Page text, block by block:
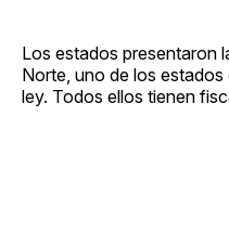
Los estados presentaron
Norte, uno de los
ley. Todos ellos tienen